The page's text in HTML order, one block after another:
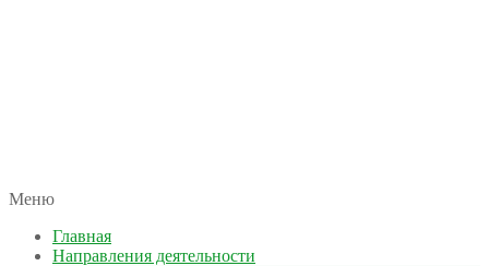
КОЛЫМА — ЗА ЖИЗНЬ
автономная некоммерческая организация
Меню
Главная
Направления деятельности